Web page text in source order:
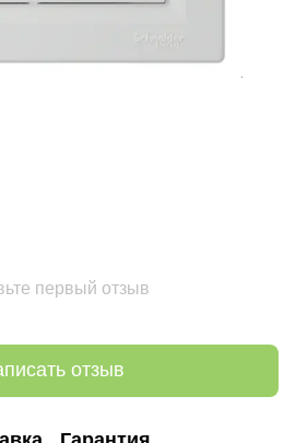
первый отзыв
отзыв